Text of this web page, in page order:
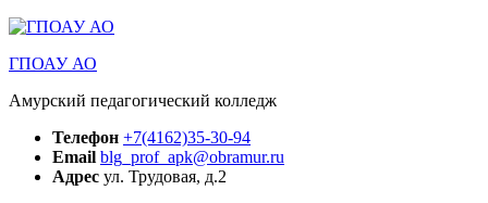
ГПОАУ АО
Амурский педагогический колледж
Телефон +7(4162)35-30-94
Email blg_prof_apk@obramur.ru
Адрес ул. Трудовая, д.2